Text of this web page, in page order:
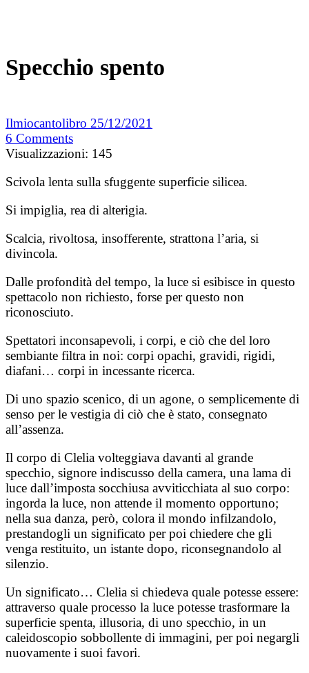
Specchio spento
Ilmiocantolibro 25/12/2021
6 Comments
Visualizzazioni: 145
Scivola lenta sulla sfuggente superficie silicea.
Si impiglia, rea di alterigia.
Scalcia, rivoltosa, insofferente, strattona l’aria, si
divincola.
Dalle profondità del tempo, la luce si esibisce in questo
spettacolo non richiesto, forse per questo non
riconosciuto.
Spettatori inconsapevoli, i corpi, e ciò che del loro
sembiante filtra in noi: corpi opachi, gravidi, rigidi,
diafani… corpi in incessante ricerca.
Di uno spazio scenico, di un agone, o semplicemente di
senso per le vestigia di ciò che è stato, consegnato
all’assenza.
Il corpo di Clelia volteggiava davanti al grande
specchio, signore indiscusso della camera, una lama di
luce dall’imposta socchiusa avviticchiata al suo corpo:
ingorda la luce, non attende il momento opportuno;
nella sua danza, però, colora il mondo infilzandolo,
prestandogli un significato per poi chiedere che gli
venga restituito, un istante dopo, riconsegnandolo al
silenzio.
Un significato… Clelia si chiedeva quale potesse essere:
attraverso quale processo la luce potesse trasformare la
superficie spenta, illusoria, di uno specchio, in un
caleidoscopio sobbollente di immagini, per poi negargli
nuovamente i suoi favori.